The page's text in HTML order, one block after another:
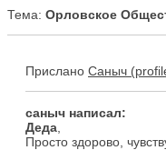
Тема: Орловское
Прислано Саныч
саныч написал:
Деда
Просто здорово,